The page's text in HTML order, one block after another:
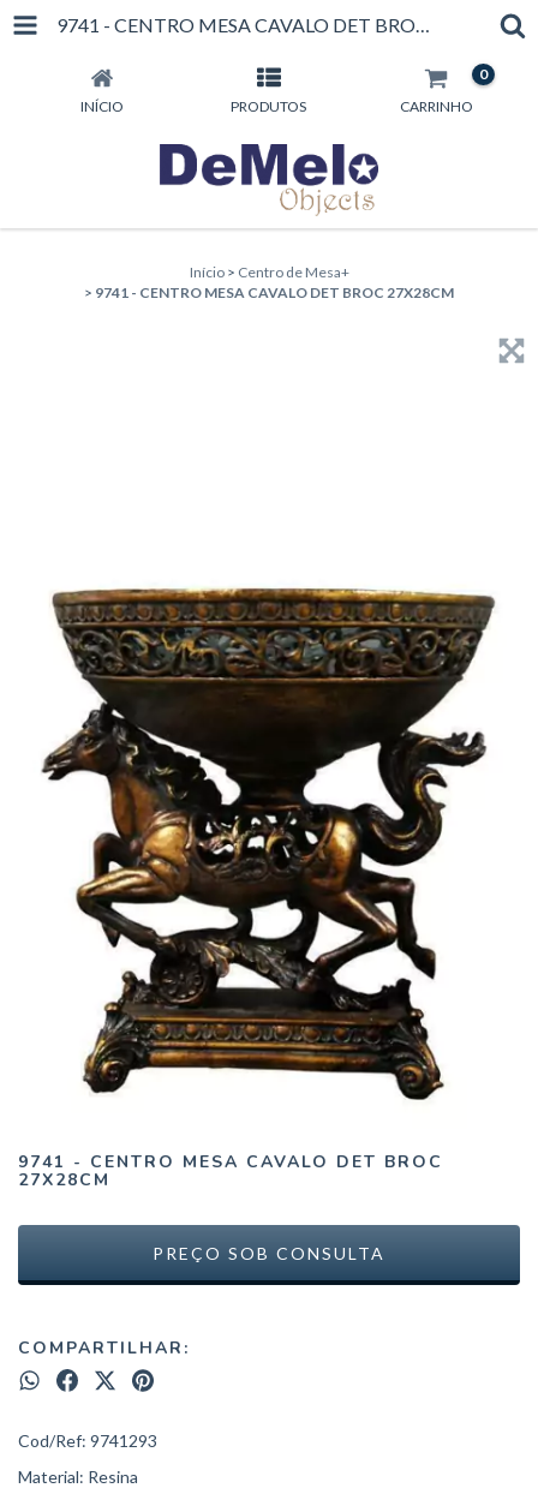
9741 - CENTRO MESA CAVALO DET BROC 27X28CM
INÍCIO PRODUTOS CARRINHO
0
Início > Centro de Mesa+
> 9741 - CENTRO MESA CAVALO DET BROC 27X28CM
9741 - CENTRO MESA CAVALO DET BROC
27X28CM
COMPARTILHAR:
Cod/Ref: 9741293
Material: Resina